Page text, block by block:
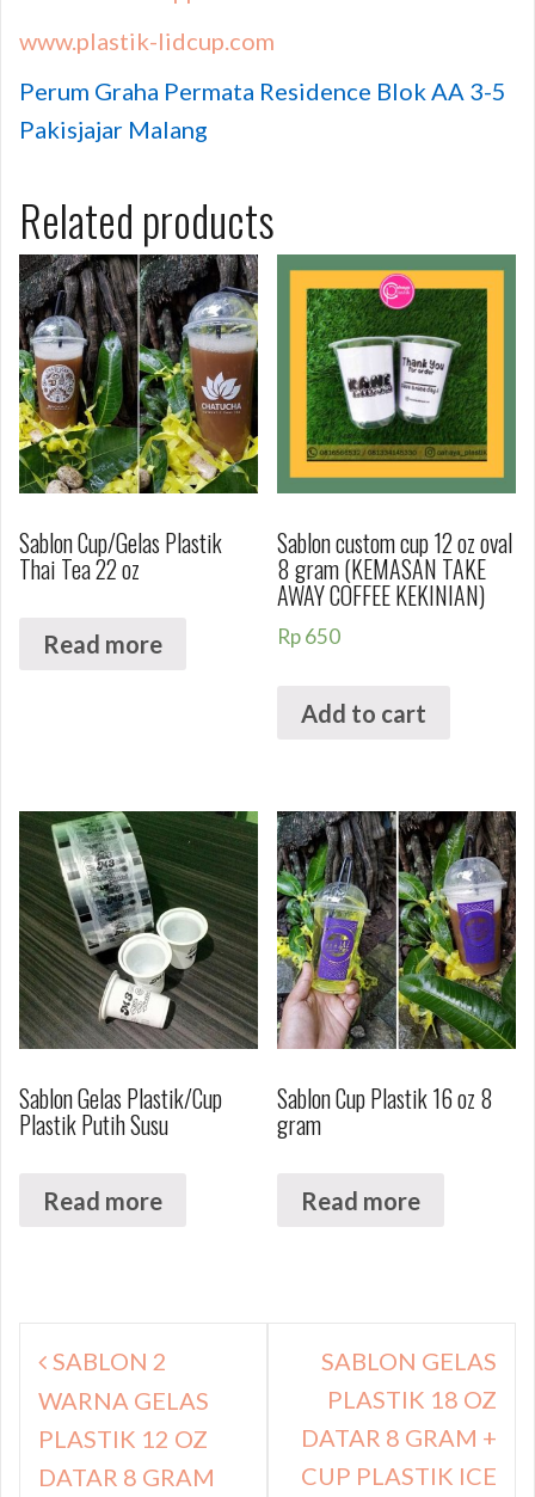
www.plastik-lidcup.com
Perum Graha Permata Residence Blok AA 3-5
Pakisjajar Malang
Related products
Sablon Cup/Gelas Plastik
Thai Tea 22 oz
Read more
Sablon custom cup 12 oz oval
8 gram (KEMASAN TAKE
AWAY COFFEE KEKINIAN)
Rp650
Add to cart
Sablon Gelas Plastik/Cup
Plastik Putih Susu
Read more
Sablon Cup Plastik 16 oz 8
gram
Read more
Navigasi
posSABLON 2
WARNA GELAS
PLASTIK 12 OZ
DATAR 8 GRAM
SABLON GELAS
PLASTIK 18 OZ
DATAR 8 GRAM +
CUP PLASTIK ICE